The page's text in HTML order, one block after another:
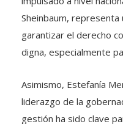
Sheinbaum,
garantizar el derecho
digna, especialmente
Asimismo, Estefanía
liderazgo de la
gestión ha sido clave